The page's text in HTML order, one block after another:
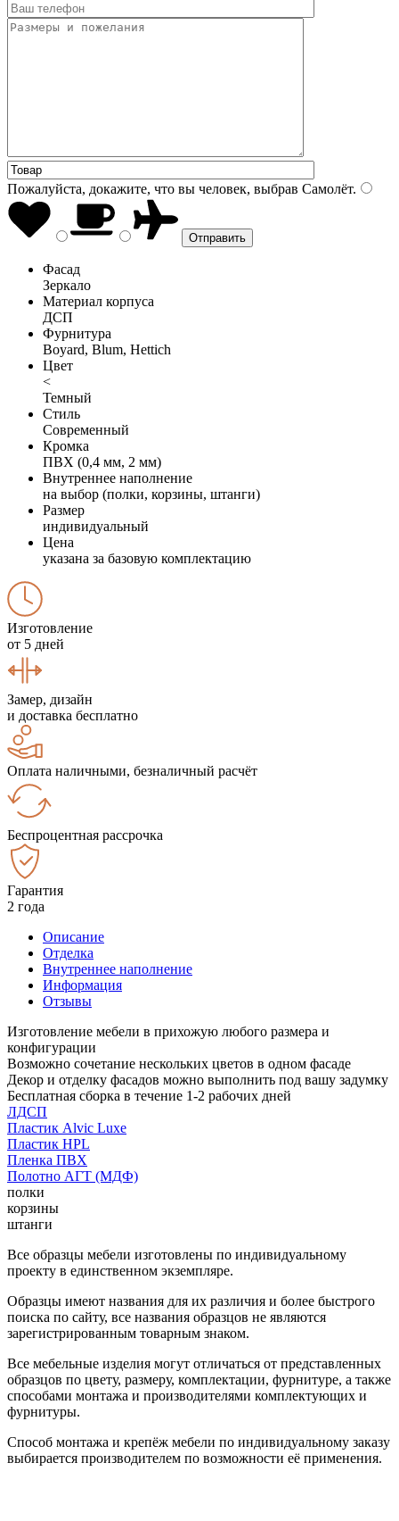
Пожалуйста, докажите, что вы человек, выбрав Самолёт.
Фасад
Зеркало
Материал корпуса
ДСП
Фурнитура
Boyard, Blum, Hettich
Цвет
<
Темный
Стиль
Современный
Кромка
ПВХ (0,4 мм, 2 мм)
Внутреннее наполнение
на выбор (полки, корзины, штанги)
Размер
индивидуальный
Цена
указана за базовую комплектацию
Изготовление
от 5 дней
Замер, дизайн
и доставка бесплатно
Оплата наличными, безналичный расчёт
Беспроцентная рассрочка
Гарантия
2 года
Описание
Отделка
Внутреннее наполнение
Информация
Отзывы
Изготовление мебели в прихожую любого размера и
конфигурации
Возможно сочетание нескольких цветов в одном фасаде
Декор и отделку фасадов можно выполнить под вашу задумку
Бесплатная сборка в течение 1-2 рабочих дней
ЛДСП
Пластик Alvic Luxe
Пластик HPL
Пленка ПВХ
Полотно АГТ (МДФ)
полки
корзины
штанги
Все образцы мебели изготовлены по индивидуальному
проекту в единственном экземпляре.
Образцы имеют названия для их различия и более быстрого
поиска по сайту, все названия образцов не являются
зарегистрированным товарным знаком.
Все мебельные изделия могут отличаться от представленных
образцов по цвету, размеру, комплектации, фурнитуре, а также
способами монтажа и производителями комплектующих и
фурнитуры.
Способ монтажа и крепёж мебели по индивидуальному заказу
выбирается производителем по возможности её применения.